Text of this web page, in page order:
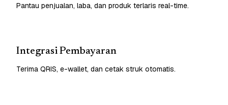
Pantau penjualan, laba, dan produk terlaris real-time.
Integrasi Pembayaran
Terima QRIS, e-wallet, dan cetak struk otomatis.